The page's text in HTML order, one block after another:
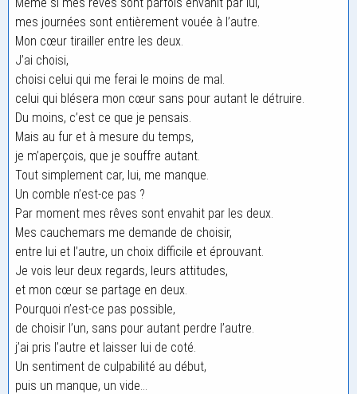
mes journées sont entièrement vouée à l’autre.
Mon cœur tirailler entre les deux.
J’ai choisi,
choisi celui qui me ferai le moins de mal.
celui qui blésera mon cœur sans pour autant le détruire.
Du moins, c’est ce que je pensais.
Mais au fur et à mesure du temps,
je m’aperçois, que je souffre autant.
Tout simplement car, lui, me manque.
Un comble n’est-ce pas ?
Par moment mes rêves sont envahit par les deux.
Mes cauchemars me demande de choisir,
entre lui et l’autre, un choix difficile et éprouvant.
Je vois leur deux regards, leurs attitudes,
et mon cœur se partage en deux.
Pourquoi n’est-ce pas possible,
de choisir l’un, sans pour autant perdre l’autre.
j’ai pris l’autre et laisser lui de coté.
Un sentiment de culpabilité au début,
puis un manque, un vide…